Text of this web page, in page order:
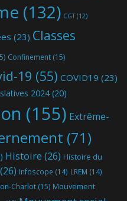
(132) CGT(12)
(23) Classes
Confinement (15)
19 (55) COVID19 (23)
2024(20)
(155) Extrême-
(71)
Histoire (26) Histoire du
(26) Infoscope (14) LREM (14)
Charlot (15) Mouvement